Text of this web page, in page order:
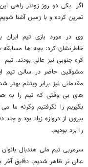
اگر یکی دو روز زودتر راهی
تمرین کرده و با زمین آشنا
وی در مورد بازی تیم ایران
خاطرنشان کرد: بچه ها مسابقه
کره جنوبی نیز عالی بودند. تیم
مشوقین حاضر در سالن تیم
مقدماتی نیز برابر ویتنام
های بی وقتی که تیم را به
بگیریم را نگرفتیم وگرنه ما می
بیرون از دروازه زیاد بود و
را برد بودیم.
سرمربی تیم ملی هندبال
عالی تر ظاهر شدیم. دقایق آخر